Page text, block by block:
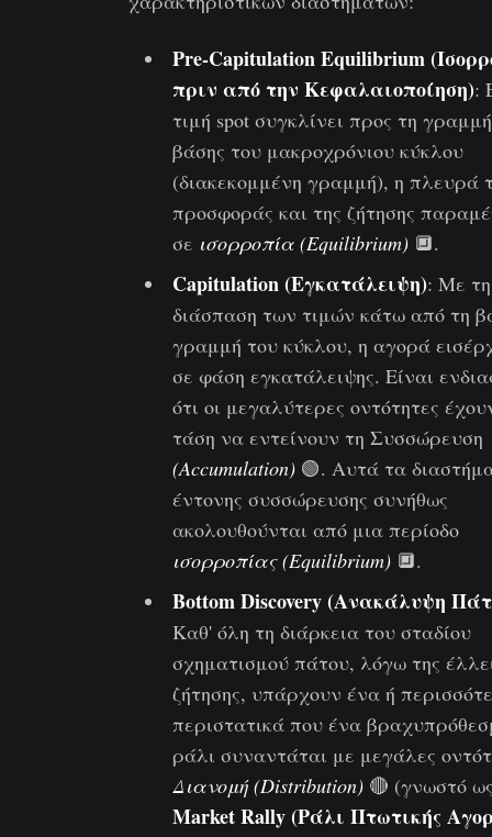
Pre-Capitulation Equilibrium
πριν από την Κεφαλαιοποίηση):
τιμή spot συγκλίνει προς τη γραμμή
βάσης του μακροχρόνιου κύκλου
(διακεκομμένη γραμμή), η πλευρά
προσφοράς και της ζήτησης
σε ισορροπία (Equilibrium)🔲.
Capitulation (Εγκατάλειψη): Με τη
διάσπαση των τιμών κάτω από τη
γραμμή του κύκλου, η αγορά
σε φάση εγκατάλειψης. Είναι
ότι οι μεγαλύτερες οντότητες
τάση να εντείνουν τη Συσσώρευση
(Accumulation)🟢. Αυτά τα
έντονης συσσώρευσης συνήθως
ακολουθούνται από μια περίοδο
ισορροπίας (Equilibrium)🔲.
Bottom Discovery (Ανακάλυψη
Καθ' όλη τη διάρκεια του σταδίου
σχηματισμού πάτου, λόγω της
ζήτησης, υπάρχουν ένα ή
περιστατικά που ένα
ράλι συναντάται με μεγάλες
Διανομή (Distribution)🔴 (γνωστό
Market Rally (Ράλι Πτωτικής